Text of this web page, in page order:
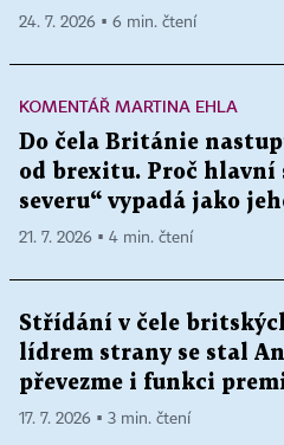
24. 7. 2026 ▪ 6 min. čtení
KOMENTÁŘ MARTINA EHLA
Do čela Británie
od brexitu. Proč hlavní
severu“ vypadá jako
21. 7. 2026 ▪ 4 min. čtení
Střídání v čele
lídrem strany se stal
převezme i funkci
17. 7. 2026 ▪ 3 min. čtení